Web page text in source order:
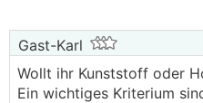
Gast-Karl
Wollt ihr Kunststoff oder
Ein wichtiges Kriterium